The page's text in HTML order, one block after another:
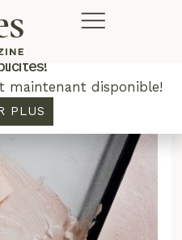
Plus de rabais.
maintenant disponible!
PLUS